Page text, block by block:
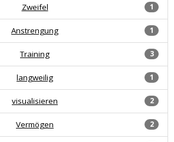
1
Zweifel
1
Anstrengung
3
Training
1
langweilig
2
visualisieren
2
Vermögen